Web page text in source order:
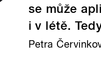
se může
i v létě.
Petra